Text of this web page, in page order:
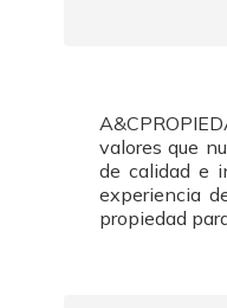
valores que
de calidad e
experiencia
propiedad